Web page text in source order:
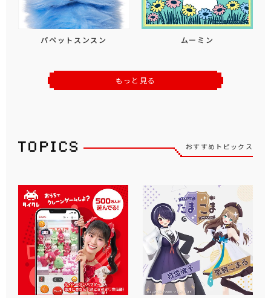
パペットスンスン ムーミン
もっと見る
おすすめトピックス